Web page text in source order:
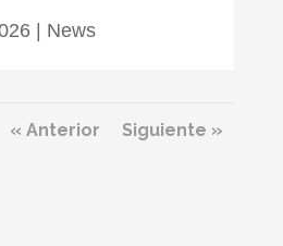
| News
« Anterior Siguiente »